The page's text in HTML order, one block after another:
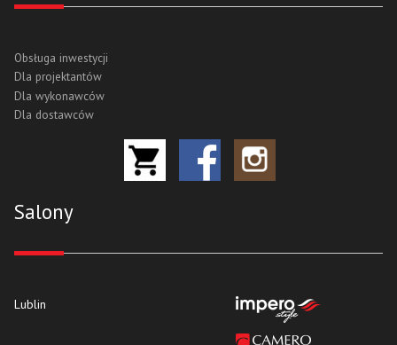
Obsługa inwestycji
Dla projektantów
Dla wykonawców
Dla dostawców
Salony
Lublin